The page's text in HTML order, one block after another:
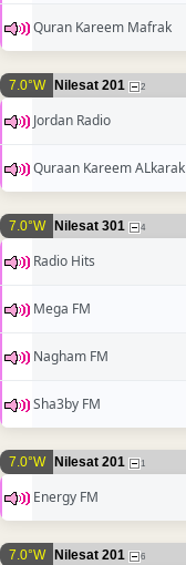
Quran Kareem Mafrak
7.0°W Nilesat 201 2
Jordan Radio
Quraan Kareem ALkarak
7.0°W Nilesat 301 4
Radio Hits
Mega FM
Nagham FM
Sha3by FM
7.0°W Nilesat 201 1
Energy FM
7.0°W Nilesat 201 6